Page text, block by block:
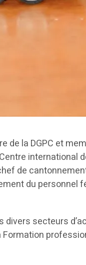
la DGPC et
international
de
du personnel
secteurs